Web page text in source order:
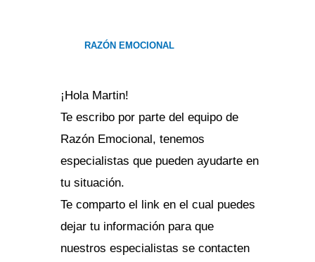
RAZÓN EMOCIONAL
¡Hola Martin!
Te escribo por parte del equipo de
Razón Emocional, tenemos
especialistas que pueden ayudarte en
tu situación.
Te comparto el link en el cual puedes
dejar tu información para que
nuestros especialistas se contacten